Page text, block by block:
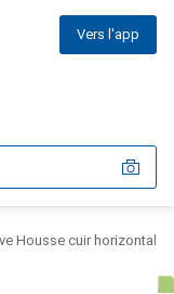
Vers l'app
Housse cuir horizontal